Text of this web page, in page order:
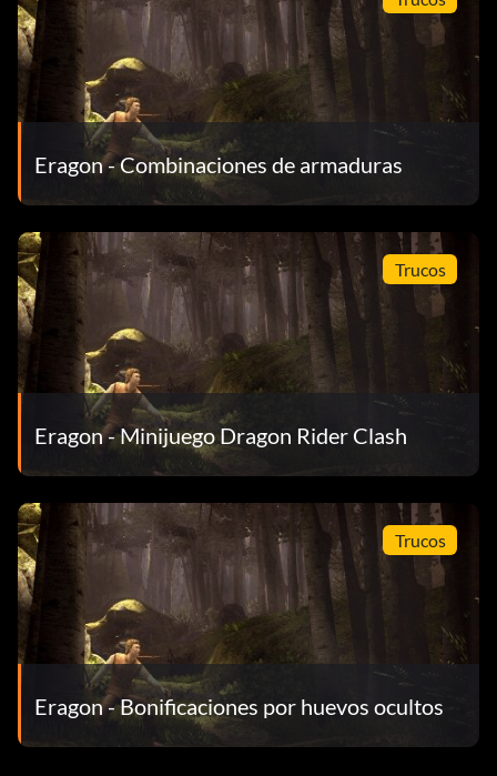
Eragon - Combinaciones de armaduras
Trucos
Eragon - Minijuego Dragon Rider Clash
Trucos
Eragon - Bonificaciones por huevos ocultos